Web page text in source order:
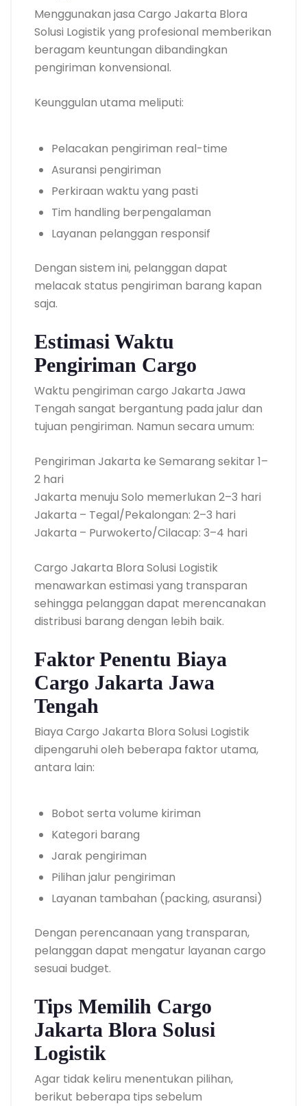
Menggunakan jasa Cargo Jakarta Blora
Solusi Logistik yang profesional memberikan
beragam keuntungan dibandingkan
pengiriman konvensional.
Keunggulan utama meliputi:
Pelacakan pengiriman real-time
Asuransi pengiriman
Perkiraan waktu yang pasti
Tim handling berpengalaman
Layanan pelanggan responsif
Dengan sistem ini, pelanggan dapat
melacak status pengiriman barang kapan
saja.
Estimasi Waktu
Pengiriman Cargo
Waktu pengiriman cargo Jakarta Jawa
Tengah sangat bergantung pada jalur dan
tujuan pengiriman. Namun secara umum:
Pengiriman Jakarta ke Semarang sekitar 1–
2 hari
Jakarta menuju Solo memerlukan 2–3 hari
Jakarta – Tegal/Pekalongan: 2–3 hari
Jakarta – Purwokerto/Cilacap: 3–4 hari
Cargo Jakarta Blora Solusi Logistik
menawarkan estimasi yang transparan
sehingga pelanggan dapat merencanakan
distribusi barang dengan lebih baik.
Faktor Penentu Biaya
Cargo Jakarta Jawa
Tengah
Biaya Cargo Jakarta Blora Solusi Logistik
dipengaruhi oleh beberapa faktor utama,
antara lain:
Bobot serta volume kiriman
Kategori barang
Jarak pengiriman
Pilihan jalur pengiriman
Layanan tambahan (packing, asuransi)
Dengan perencanaan yang transparan,
pelanggan dapat mengatur layanan cargo
sesuai budget.
Tips Memilih Cargo
Jakarta Blora Solusi
Logistik
Agar tidak keliru menentukan pilihan,
berikut beberapa tips sebelum